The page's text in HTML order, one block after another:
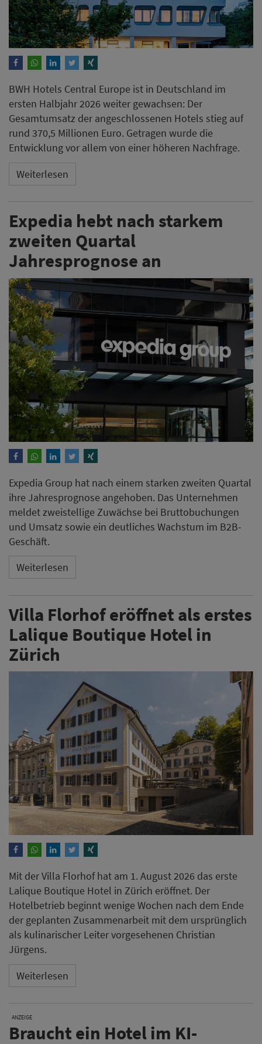
BWH Hotels Central Europe ist in Deutschland im
ersten Halbjahr 2026 weiter gewachsen: Der
Gesamtumsatz der angeschlossenen Hotels stieg auf
rund 370,5 Millionen Euro. Getragen wurde die
Entwicklung vor allem von einer höheren Nachfrage.
Weiterlesen
Expedia hebt nach starkem
zweiten Quartal
Jahresprognose an
Expedia Group hat nach einem starken zweiten Quartal
ihre Jahresprognose angehoben. Das Unternehmen
meldet zweistellige Zuwächse bei Bruttobuchungen
und Umsatz sowie ein deutliches Wachstum im B2B-
Geschäft.
Weiterlesen
Villa Florhof eröffnet als erstes
Lalique Boutique Hotel in
Zürich
Mit der Villa Florhof hat am 1. August 2026 das erste
Lalique Boutique Hotel in Zürich eröffnet. Der
Hotelbetrieb beginnt wenige Wochen nach dem Ende
der geplanten Zusammenarbeit mit dem ursprünglich
als kulinarischer Leiter vorgesehenen Christian
Jürgens.
Weiterlesen
ANZEIGE
Braucht ein Hotel im KI-